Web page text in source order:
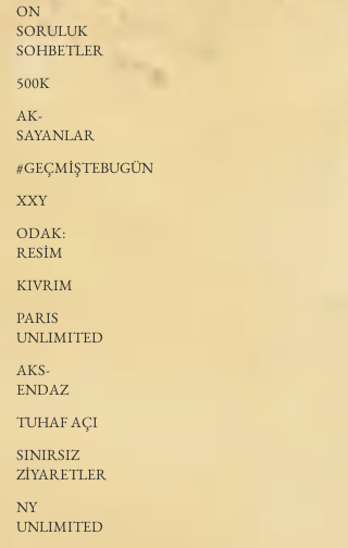
ON
SORULUK
SOHBETLER
500K
AK-
SAYANLAR
#GEÇMİŞTEBUGÜN
XXY
ODAK:
RESİM
KIVRIM
PARIS
UNLIMITED
AKS-
ENDAZ
TUHAF AÇI
SINIRSIZ
ZİYARETLER
NY
UNLIMITED